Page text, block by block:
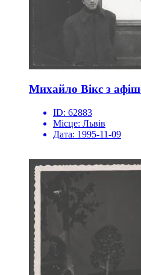
Михайло Вікс з
ID: 62883
Місце: Львів
Дата: 1995-11-09